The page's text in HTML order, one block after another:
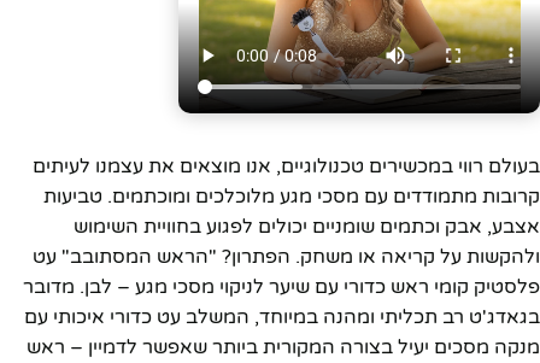
בעולם רווי במכשירים טכנולוגיים, אנו מוצאים את עצמנו לעיתים
קרובות מתמודדים עם מסכי מגע מלוכלכים ומוכתמים. טביעות
אצבע, אבק וכתמים שומניים יכולים לפגוע בחוויית השימוש
ולהקשות על קריאה או משחק. הפתרון? "הראש המסתובב" עט
פלסטיק קומי ראש כדורי עם שיער לניקוי מסכי מגע – לבן. מדובר
בגאדג'ט רב תכליתי ומהנה במיוחד, המשלב עט כדורי איכותי עם
מנקה מסכים יעיל בצורה המקורית ביותר שאפשר לדמיין – ראש